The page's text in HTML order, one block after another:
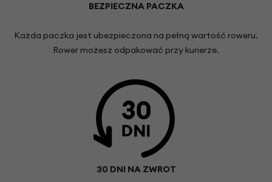
BEZPIECZNA PACZKA
Każda paczka jest ubezpieczona na pełną wartość roweru.
Rower możesz odpakować przy kurierze.
30 DNI NA ZWROT